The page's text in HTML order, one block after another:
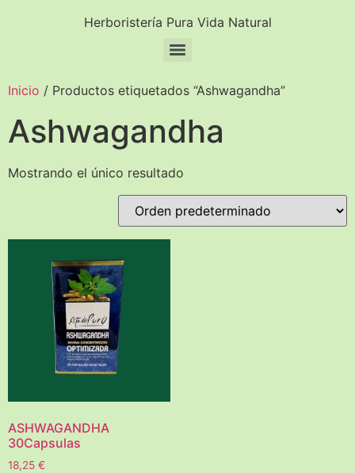
Herboristería Pura Vida Natural
Inicio / Productos etiquetados “Ashwagandha”
Ashwagandha
Mostrando el único resultado
ASHWAGANDHA
30Capsulas
18,25 €